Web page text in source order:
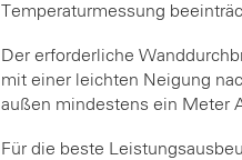
Temperaturmessung
Der erforderliche
mit einer leichten Neigung
außen mindestens ein Meter
Für die beste